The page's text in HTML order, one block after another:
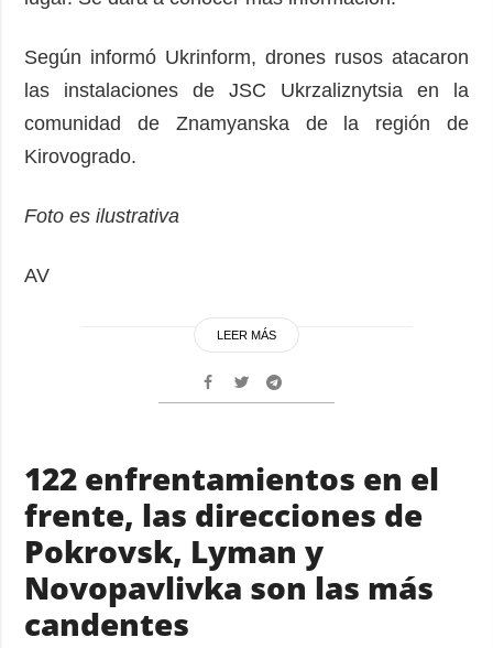
Según informó Ukrinform, drones rusos atacaron
las instalaciones de JSC Ukrzaliznytsia en la
comunidad de Znamyanska de la región de
Kirovogrado.
Foto es ilustrativa
AV
LEER MÁS
122 enfrentamientos en el
frente, las direcciones de
Pokrovsk, Lyman y
Novopavlivka son las más
candentes